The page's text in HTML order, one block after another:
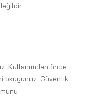
Kullanımdan önce
okuyunuz. Güvenlik